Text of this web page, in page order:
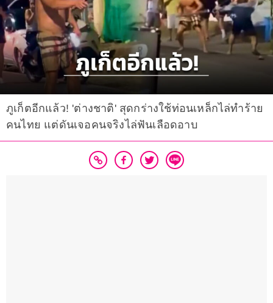
ภูเก็ตอีกแล้ว! 'ต่างชาติ' สุดกร่างใช้ท่อนเหล็กไล่ทำร้าย
คนไทย แต่ดันเจอคนจริงไล่ฟันเลือดอาบ